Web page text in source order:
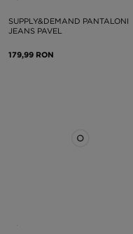
SUPPLY&DEMAND PANTALONI
JEANS PAVEL
179,99 RON